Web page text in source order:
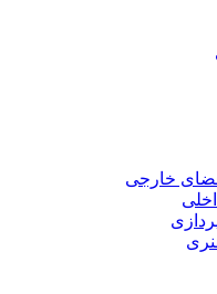
خارجی